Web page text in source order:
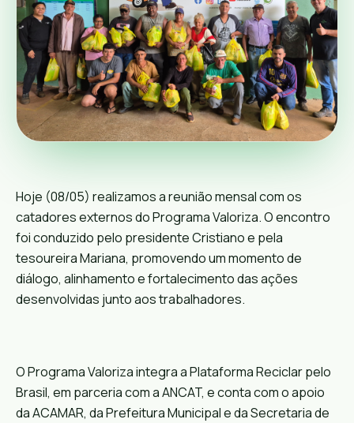
Hoje (08/05) realizamos a reunião mensal com os
catadores externos do Programa Valoriza. O encontro
foi conduzido pelo presidente Cristiano e pela
tesoureira Mariana, promovendo um momento de
diálogo, alinhamento e fortalecimento das ações
desenvolvidas junto aos trabalhadores.
O Programa Valoriza integra a Plataforma Reciclar pelo
Brasil, em parceria com a ANCAT, e conta com o apoio
da ACAMAR, da Prefeitura Municipal e da Secretaria de